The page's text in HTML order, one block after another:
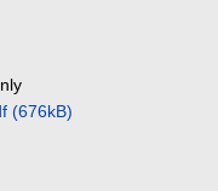
(676kB)